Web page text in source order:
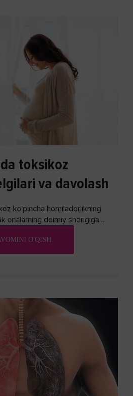
toksikoz
va davolash
ko'pincha homiladorlikning
onalarning doimiy sherigiga
O'QISH